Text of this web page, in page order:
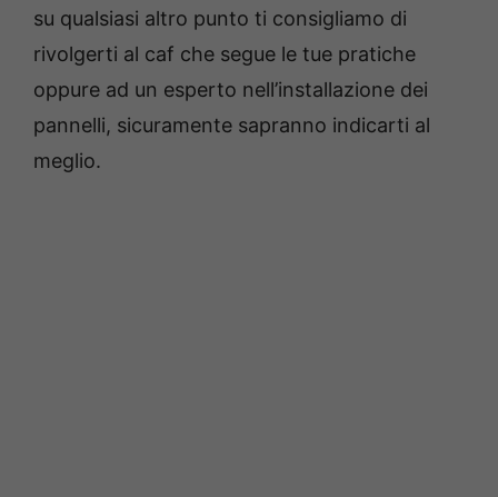
su qualsiasi altro punto ti consigliamo di
rivolgerti al caf che segue le tue pratiche
oppure ad un esperto nell’installazione dei
pannelli, sicuramente sapranno indicarti al
meglio.